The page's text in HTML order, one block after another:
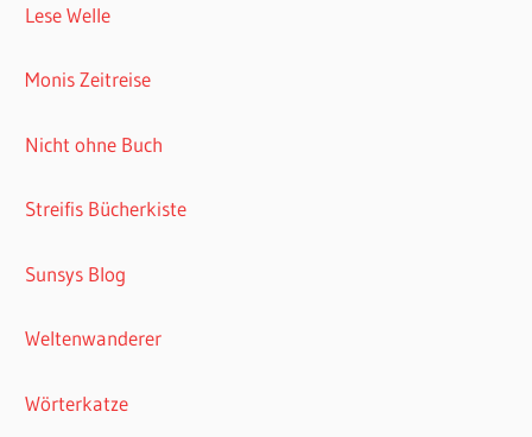
Lese Welle
Monis Zeitreise
Nicht ohne Buch
Streifis Bücherkiste
Sunsys Blog
Weltenwanderer
Wörterkatze